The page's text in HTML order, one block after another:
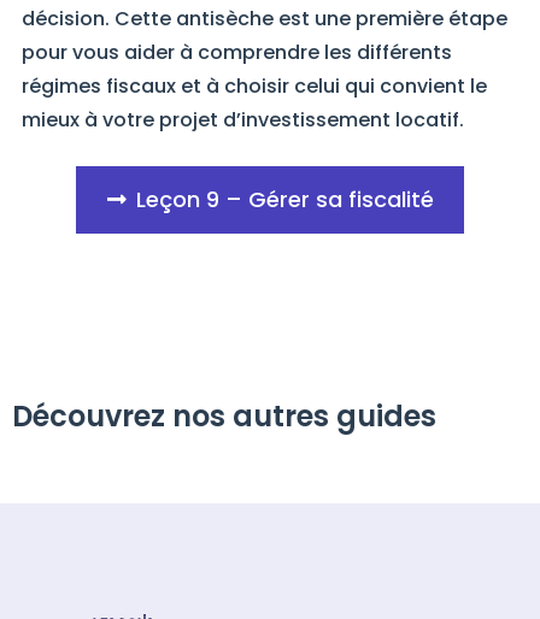
décision. Cette antisèche est une première étape
pour vous aider à comprendre les différents
régimes fiscaux et à choisir celui qui convient le
mieux à votre projet d’investissement locatif.
Leçon 9 – Gérer sa fiscalité
Découvrez nos autres guides